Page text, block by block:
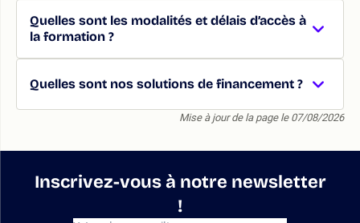
Quelles sont les modalités et délais d’accès à
la formation ?
Quelles sont nos solutions de financement ?
Mise à jour de la page le 07/08/2026
Inscrivez-vous à notre newsletter
!